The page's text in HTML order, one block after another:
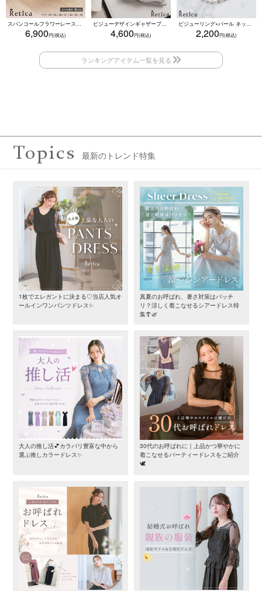
スパンコールフラワーレースアンクルストラップハイヒールセパレートパンプス (ベージュ)
6,900
ビジューデザインギャザープリーツ入り2wayバッグ(ベージュ/シルバー/ブラック)
4,600
ビジューリング×パール ネックレス・ブレスレット・ピアス 3点セット（ホワイト）
2,200
Topics 最新のトレンド特集
1枚でエレガントに決まる♡当店人気オ
ールインワンパンツドレス✨
真夏のお呼ばれ、暑さ対策はバッチ
リ？涼しく着こなせるシアードレス特
集🎐🌿
大人の推し活💕カラバリ豊富な中から
選ぶ推しカラードレス✨
30代のお呼ばれに｜上品かつ華やかに
着こなせるパーティードレスをご紹介
🕊️